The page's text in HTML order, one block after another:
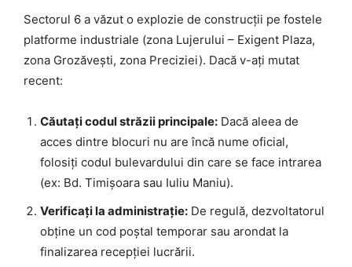
Sectorul 6 a văzut o explozie de construcții pe fostele
platforme industriale (zona Lujerului – Exigent Plaza,
zona Grozăvești, zona Preciziei). Dacă v-ați mutat
recent:
Căutați codul străzii principale: Dacă aleea de
acces dintre blocuri nu are încă nume oficial,
folosiți codul bulevardului din care se face intrarea
(ex: Bd. Timișoara sau Iuliu Maniu).
Verificați la administrație: De regulă, dezvoltatorul
obține un cod poștal temporar sau arondat la
finalizarea recepției lucrării.